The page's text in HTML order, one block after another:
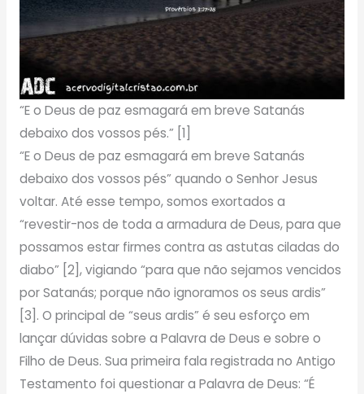
“E o Deus de paz esmagará em breve Satanás
debaixo dos vossos pés.” [1]
“E o Deus de paz esmagará em breve Satanás
debaixo dos vossos pés” quando o Senhor Jesus
voltar. Até esse tempo, somos exortados a
“revestir-nos de toda a armadura de Deus, para que
possamos estar firmes contra as astutas ciladas do
diabo” [2], vigiando “para que não sejamos vencidos
por Satanás; porque não ignoramos os seus ardis”
[3]. O principal de “seus ardis” é seu esforço em
lançar dúvidas sobre a Palavra de Deus e sobre o
Filho de Deus. Sua primeira fala registrada no Antigo
Testamento foi questionar a Palavra de Deus: “É